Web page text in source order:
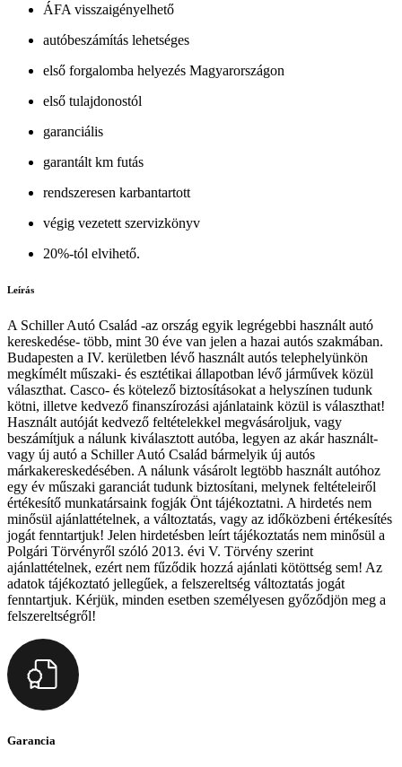
ÁFA visszaigényelhető
autóbeszámítás lehetséges
első forgalomba helyezés Magyarországon
első tulajdonostól
garanciális
garantált km futás
rendszeresen karbantartott
végig vezetett szervizkönyv
20%-tól elvihető.
Leírás
A Schiller Autó Család -az ország egyik legrégebbi használt autó
kereskedése- több, mint 30 éve van jelen a hazai autós szakmában.
Budapesten a IV. kerületben lévő használt autós telephelyünkön
megkímélt műszaki- és esztétikai állapotban lévő járművek közül
választhat. Casco- és kötelező biztosításokat a helyszínen tudunk
kötni, illetve kedvező finanszírozási ajánlataink közül is választhat!
Használt autóját kedvező feltételekkel megvásároljuk, vagy
beszámítjuk a nálunk kiválasztott autóba, legyen az akár használt-
vagy új autó a Schiller Autó Család bármelyik új autós
márkakereskedésében. A nálunk vásárolt legtöbb használt autóhoz
egy év műszaki garanciát tudunk biztosítani, melynek feltételeiről
értékesítő munkatársaink fogják Önt tájékoztatni. A hirdetés nem
minősül ajánlattételnek, a változtatás, vagy az időközbeni értékesítés
jogát fenntartjuk! Jelen hirdetésben leírt tájékoztatás nem minősül a
Polgári Törvényről szóló 2013. évi V. Törvény szerint
ajánlattételnek, ezért nem fűződik hozzá ajánlati kötöttség sem! Az
adatok tájékoztató jellegűek, a felszereltség változtatás jogát
fenntartjuk. Kérjük, minden esetben személyesen győződjön meg a
felszereltségről!
Garancia